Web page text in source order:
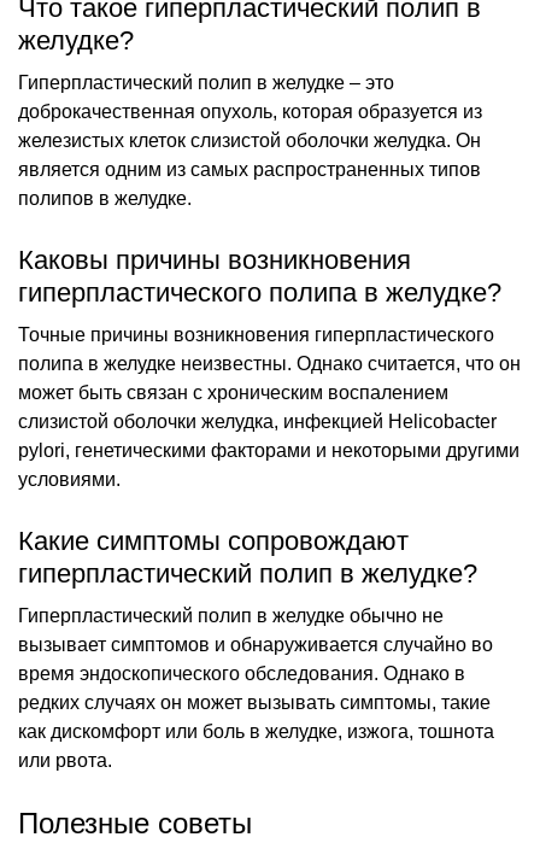
Что такое гиперпластический полип в
желудке?
Гиперпластический полип в желудке – это
доброкачественная опухоль, которая образуется из
железистых клеток слизистой оболочки желудка. Он
является одним из самых распространенных типов
полипов в желудке.
Каковы причины возникновения
гиперпластического полипа в желудке?
Точные причины возникновения гиперпластического
полипа в желудке неизвестны. Однако считается, что он
может быть связан с хроническим воспалением
слизистой оболочки желудка, инфекцией Helicobacter
pylori, генетическими факторами и некоторыми другими
условиями.
Какие симптомы сопровождают
гиперпластический полип в желудке?
Гиперпластический полип в желудке обычно не
вызывает симптомов и обнаруживается случайно во
время эндоскопического обследования. Однако в
редких случаях он может вызывать симптомы, такие
как дискомфорт или боль в желудке, изжога, тошнота
или рвота.
Полезные советы